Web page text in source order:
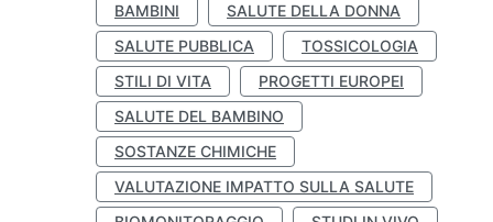
BAMBINI
SALUTE DELLA DONNA
SALUTE PUBBLICA
TOSSICOLOGIA
STILI DI VITA
PROGETTI EUROPEI
SALUTE DEL BAMBINO
SOSTANZE CHIMICHE
VALUTAZIONE IMPATTO SULLA SALUTE